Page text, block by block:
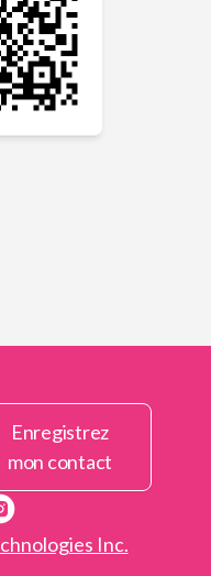
Enregistrez
mon contact
Inc.